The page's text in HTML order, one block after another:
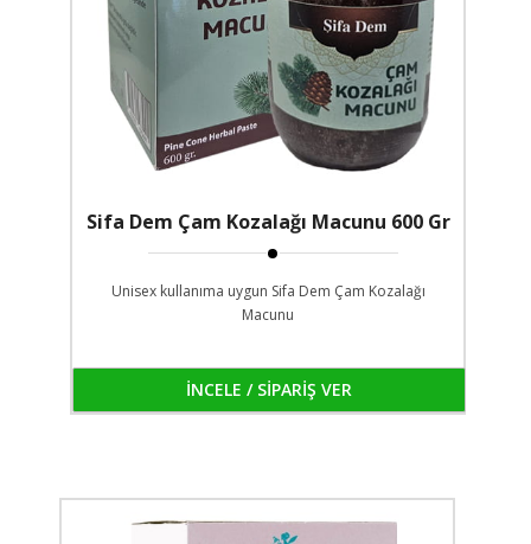
Sifa Dem Çam Kozalağı Macunu 600 Gr
Unisex kullanıma uygun Sifa Dem Çam Kozalağı
Macunu
İNCELE / SİPARİŞ VER